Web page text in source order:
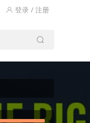
登录 / 注册